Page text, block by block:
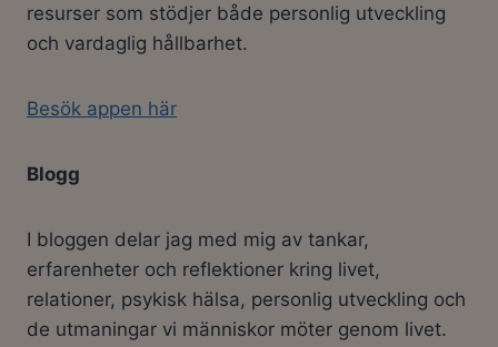
resurser som stödjer både personlig utveckling
och vardaglig hållbarhet.
Besök appen här
Blogg
I bloggen delar jag med mig av tankar,
erfarenheter och reflektioner kring livet,
relationer, psykisk hälsa, personlig utveckling och
de utmaningar vi människor möter genom livet.